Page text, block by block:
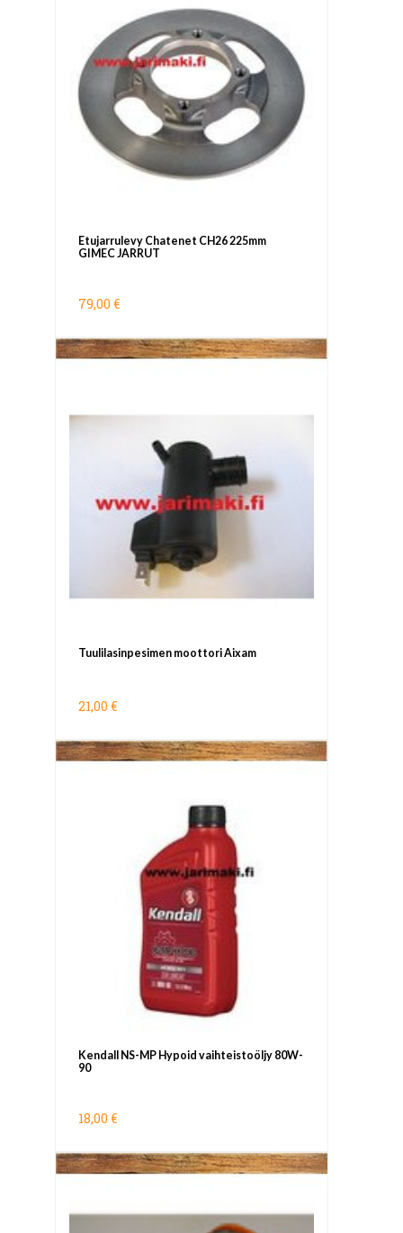
Etujarrulevy Chatenet CH26 225mm
GIMEC JARRUT
79,00 €
Tuulilasinpesimen moottori Aixam
21,00 €
Kendall NS-MP Hypoid vaihteistoöljy 80W-
90
18,00 €